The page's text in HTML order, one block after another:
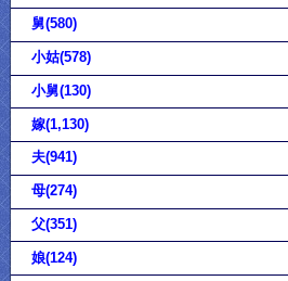
舅(580)
小姑(578)
小舅(130)
嫁(1,130)
夫(941)
母(274)
父(351)
娘(124)